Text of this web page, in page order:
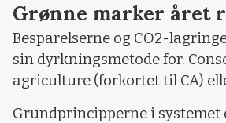
Grønne marker året
Besparelserne og CO2-
sin dyrkningsmetode for.
agriculture (forkortet til CA)
Grundprincipperne i systemet